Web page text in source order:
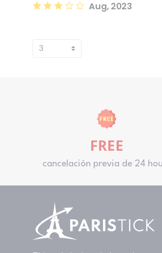
Aug, 2023
FREE
cancelación previa de 24